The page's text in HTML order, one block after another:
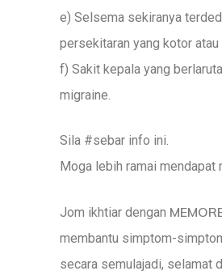
e) Selsema sekiranya
persekitaran yang kotor atau
f) Sakit kepala yang
migraine.
Sila #sebar info ini.
Moga lebih ramai mendapat
Jom ikhtiar dengan
membantu simptom-
secara semulajadi, selamat